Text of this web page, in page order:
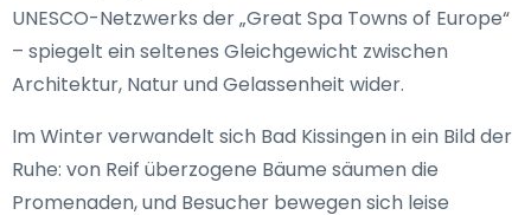
UNESCO-Netzwerks der „Great Spa Towns of Europe“
– spiegelt ein seltenes Gleichgewicht zwischen
Architektur, Natur und Gelassenheit wider.
Im Winter verwandelt sich Bad Kissingen in ein Bild der
Ruhe: von Reif überzogene Bäume säumen die
Promenaden, und Besucher bewegen sich leise